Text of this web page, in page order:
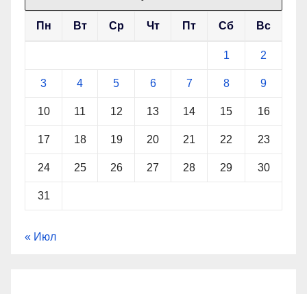
Пн Вт Ср Чт Пт Сб Вс
1 2
3 4 5 6 7 8 9
10 11 12 13 14 15 16
17 18 19 20 21 22 23
24 25 26 27 28 29 30
31
« Июл